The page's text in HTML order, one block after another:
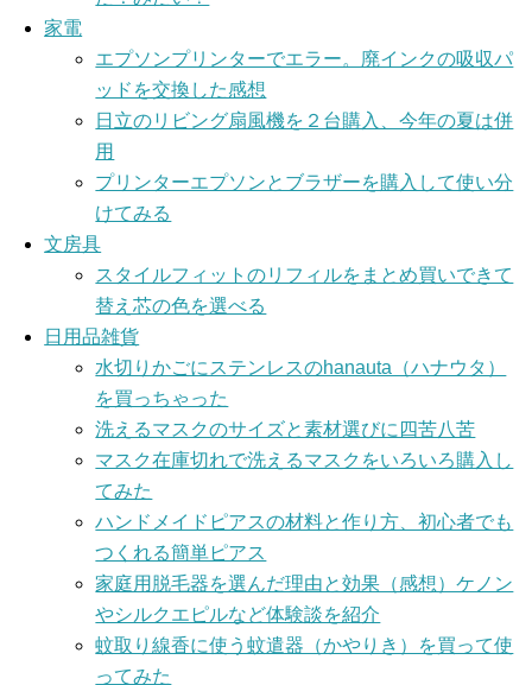
家電
エプソンプリンターでエラー。廃インクの吸収パ
ッドを交換した感想
日立のリビング扇風機を２台購入、今年の夏は併
用
プリンターエプソンとブラザーを購入して使い分
けてみる
文房具
スタイルフィットのリフィルをまとめ買いできて
替え芯の色を選べる
日用品雑貨
水切りかごにステンレスのhanauta（ハナウタ）
を買っちゃった
洗えるマスクのサイズと素材選びに四苦八苦
マスク在庫切れで洗えるマスクをいろいろ購入し
てみた
ハンドメイドピアスの材料と作り方、初心者でも
つくれる簡単ピアス
家庭用脱毛器を選んだ理由と効果（感想）ケノン
やシルクエピルなど体験談を紹介
蚊取り線香に使う蚊遣器（かやりき）を買って使
ってみた